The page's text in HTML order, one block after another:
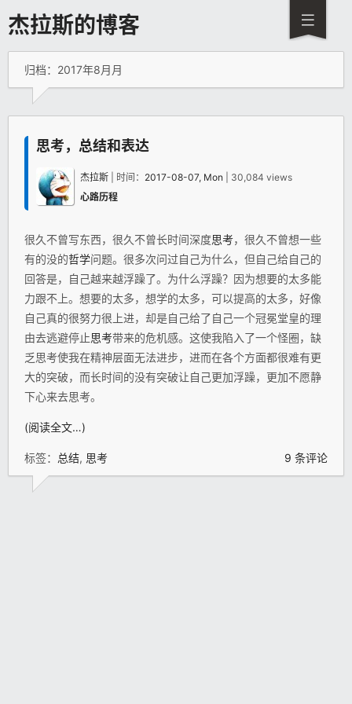
杰拉斯的博客
归档：2017年8月月
思考，总结和表达
杰拉斯 | 时间： 2017-08-07, Mon | 30,084 views
心路历程
很久不曾写东西，很久不曾长时间深度思考，很久不曾想一些
有的没的哲学问题。很多次问过自己为什么，但自己给自己的
回答是，自己越来越浮躁了。为什么浮躁？因为想要的太多能
力跟不上。想要的太多，想学的太多，可以提高的太多，好像
自己真的很努力很上进，却是自己给了自己一个冠冕堂皇的理
由去逃避停止思考带来的危机感。这使我陷入了一个怪圈，缺
乏思考使我在精神层面无法进步，进而在各个方面都很难有更
大的突破，而长时间的没有突破让自己更加浮躁，更加不愿静
下心来去思考。
(阅读全文…)
标签： 总结, 思考 9 条评论